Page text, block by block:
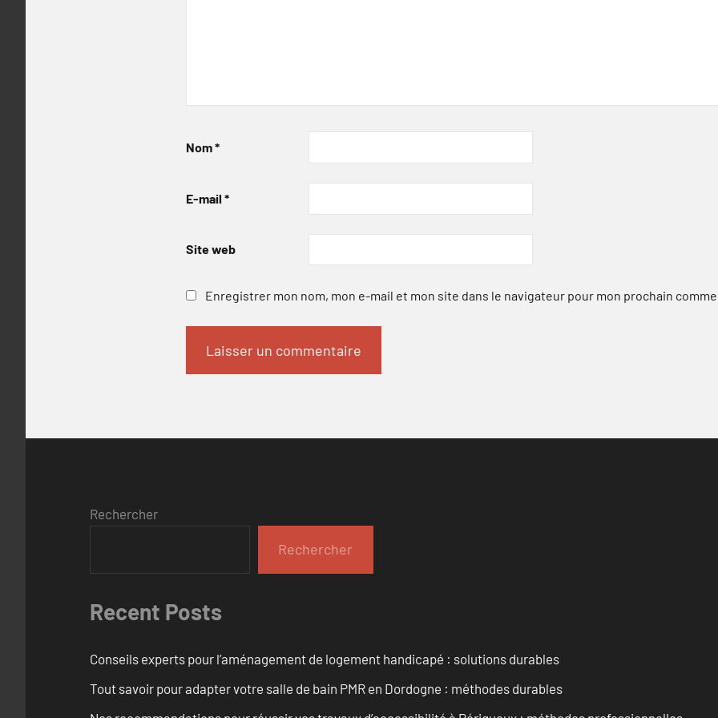
Nom*
E-mail *
Site web
Enregistrer mon nom, mon e-mail et mon site dans le navigateur pour mon prochain
Rechercher
Rechercher
Recent Posts
Conseils experts pour l’aménagement de logement handicapé : solutions durables
Tout savoir pour adapter votre salle de bain PMR en Dordogne : méthodes durables